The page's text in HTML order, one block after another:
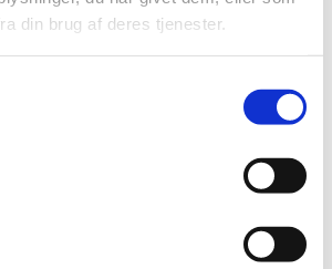
din brug af deres tjenester.